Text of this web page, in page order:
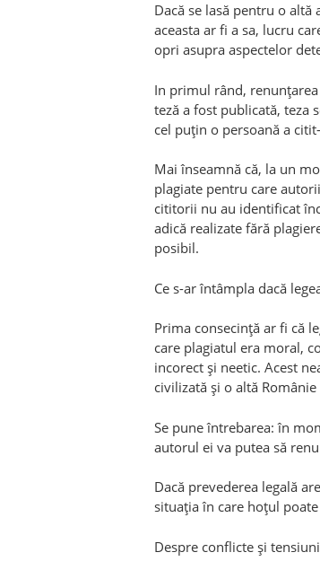
Dacă se lasă pentru o
aceasta ar fi a sa, lucru
opri asupra aspectelor
In primul rând,
teză a fost publicată, teza
cel puţin o persoană a
Mai înseamnă că, la un
plagiate pentru care
cititorii nu au identificat
adică realizate fără
posibil.
Ce s-ar întâmpla dacă
Prima consecinţă ar fi că
care plagiatul era moral,
incorect şi neetic. Acest
civilizată şi o altă
Se pune întrebarea: în
autorul ei va putea să
Dacă prevederea legală
situaţia în care hoţul
Despre conflicte şi